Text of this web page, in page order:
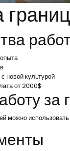
новой культурой
от 2000$
за
можно